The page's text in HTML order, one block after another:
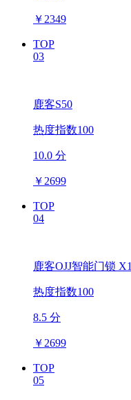
￥ 2349
TOP
03
鹿客S50
热度指数100
10.0 分
￥ 2699
TOP
04
鹿客OJJ智能门锁 X1
热度指数100
8.5 分
￥ 2699
TOP
05